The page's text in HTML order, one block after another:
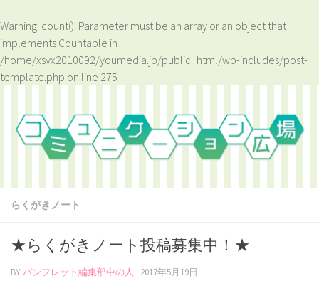
Warning: count(): Parameter must be an array or an object that
implements Countable in
/home/xsvx2010092/youmedia.jp/public_html/wp-includes/post-
template.php on line 275
らくがきノート
★らくがきノート投稿募集中！★
BYパンフレット編集部中の人 · 2017年5月19日